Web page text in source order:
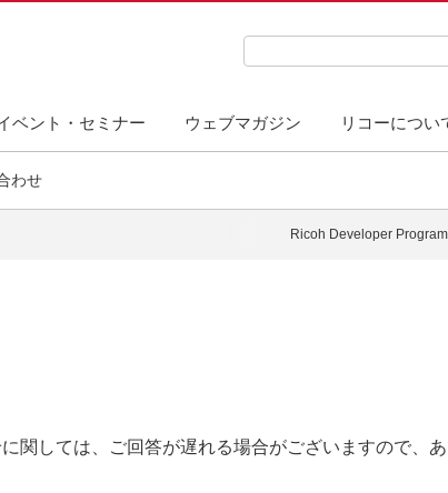
ベント・セミナー ウェブマガジン リコーについ
検索キーワード入力
わせ
Ricoh Developer
関しては、ご回答が遅れる場合がございますので、